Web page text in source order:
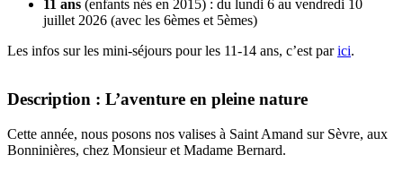
11 ans (enfants nés en 2015) : du lundi 6 au vendredi 10
juillet 2026 (avec les 6èmes et 5èmes)
Les infos sur les mini-séjours pour les 11-14 ans, c’est parici.
Description : L’aventure en pleine nature
Cette année, nous posons nos valises à Saint Amand sur Sèvre, aux
Bonninières, chez Monsieur et Madame Bernard.